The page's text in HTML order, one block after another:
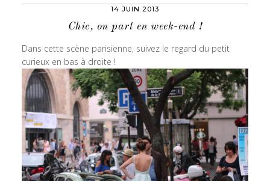
14 JUIN 2013
Chic, on part en week-end !
Dans cette scène parisienne, suivez le regard du petit
curieux en bas à droite !